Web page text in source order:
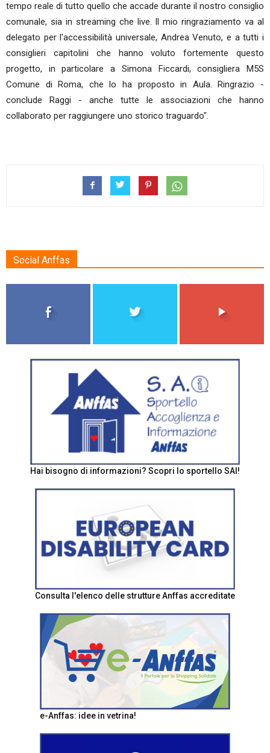
tempo reale di tutto quello che accade durante il nostro consiglio
comunale, sia in streaming che live. Il mio ringraziamento va al
delegato per l'accessibilità universale, Andrea Venuto, e a tutti i
consiglieri capitolini che hanno voluto fortemente questo
progetto, in particolare a Simona Ficcardi, consigliera M5S
Comune di Roma, che lo ha proposto in Aula. Ringrazio -
conclude Raggi - anche tutte le associazioni che hanno
collaborato per raggiungere uno storico traguardo".
Social Anffas
Hai bisogno di informazioni? Scopri lo sportello SAI!
Consulta l'elenco delle strutture Anffas accreditate
e-Anffas: idee in vetrina!